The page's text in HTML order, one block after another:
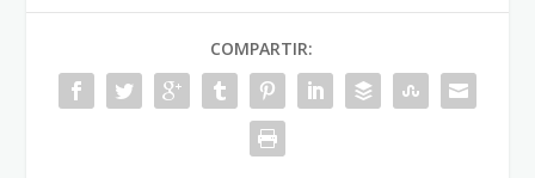
COMPARTIR: